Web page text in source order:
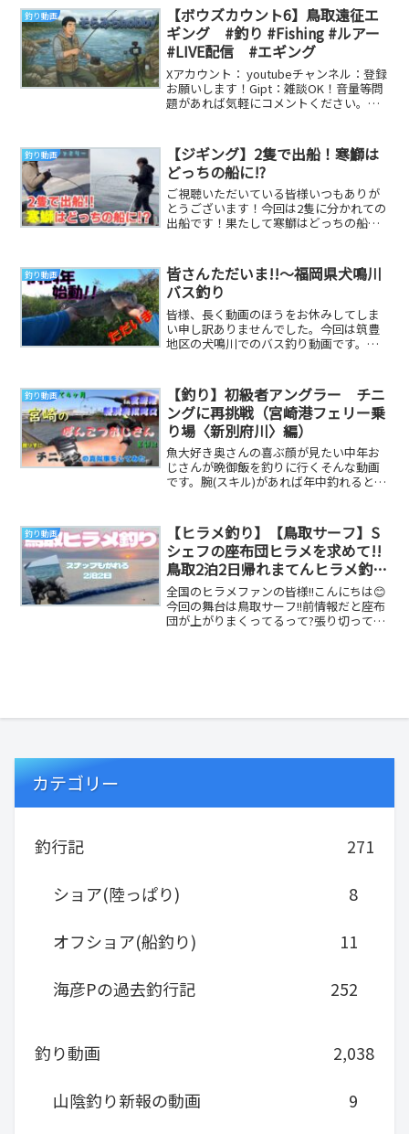
釣り動画
【ボウズカウント6】鳥取遠征エ
ギング #釣り #Fishing #ルアー
#LIVE配信 #エギング
Xアカウント： youtubeチャンネル：登録
お願いします！Gipt：雑談OK！音量等問
題があれば気軽にコメントください。※
釣り動画
【ジギング】2隻で出船！寒鰤は
どっちの船に!?
ご視聴いただいている皆様いつもありが
とうございます！今回は2隻に分かれての
出船です！果たして寒鰤はどっちの船に
釣り動画
皆さんただいま!!～福岡県犬鳴川
バス釣り
皆様、長く動画のほうをお休みしてしま
い申し訳ありませんでした。今回は筑豊
地区の犬鳴川でのバス釣り動画です。撮
釣り動画
【釣り】初級者アングラー チニ
ングに再挑戦（宮崎港フェリー乗
り場〈新別府川〉編）
魚大好き奥さんの喜ぶ顔が見たい中年お
じさんが晩御飯を釣りに行くそんな動画
です。腕(スキル)があれば年中釣れると言
釣り動画
【ヒラメ釣り】【鳥取サーフ】S
シェフの座布団ヒラメを求めて!!
鳥取2泊2日帰れまてんヒラメ釣
り!!
全国のヒラメファンの皆様!!こんにちは😊
今回の舞台は鳥取サーフ!!前情報だと座布
団が上がりまくってるって?張り切ってや
カテゴリー
釣行記
271
ショア(陸っぱり)
8
オフショア(船釣り)
11
海彦Pの過去釣行記
252
釣り動画
2,038
山陰釣り新報の動画
9